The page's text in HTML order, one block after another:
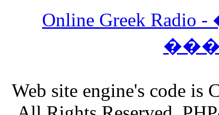
Online Greek
Web site engine's code